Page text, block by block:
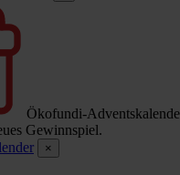
Ökofundi-
Gewinnspiel.
×